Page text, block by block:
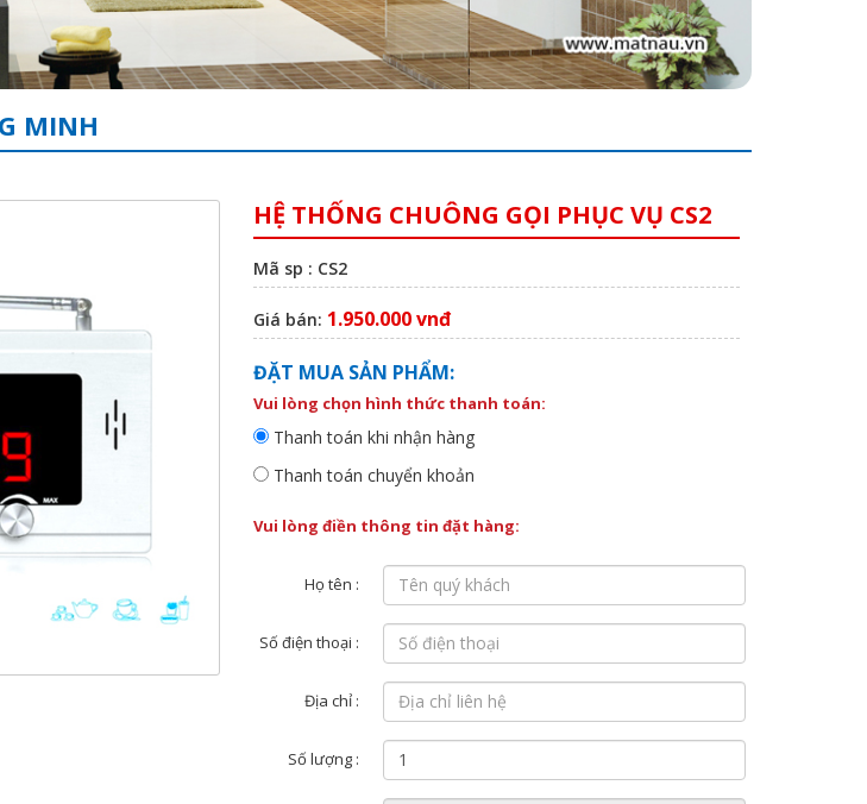
MINH
HỆ THỐNG CHUÔNG GỌI PHỤC VỤ CS2
Mã sp : CS2
Giá bán: 1.950.000 vnđ
ĐẶT MUA SẢN PHẨM:
Vui lòng chọn hình thức thanh toán:
Thanh toán khi nhận hàng
Thanh toán chuyển khoản
Vui lòng điền thông tin đặt hàng:
Họ tên :
Số điện thoại :
Địa chỉ :
Số lượng :